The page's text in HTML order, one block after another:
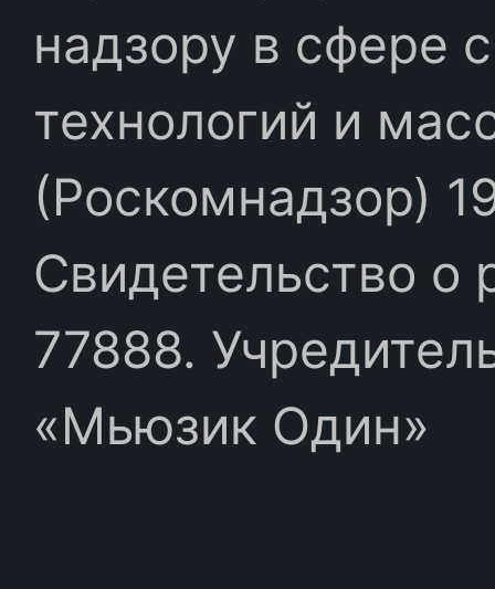
надзору в сфере
технологий и
(Роскомнадзор)
Свидетельство
77888.
«Мьюзик Один»